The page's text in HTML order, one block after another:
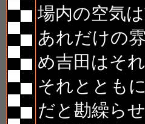
場内の空気
あれだけの
め吉田はそ
それととも
だと勘繰らせ